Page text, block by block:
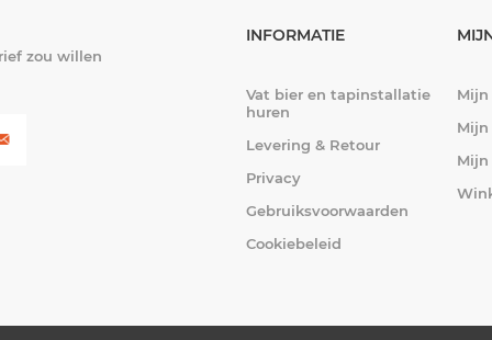
zou willen
INFORMATIE
Vat bier en tapinstallatie
huren
Levering & Retour
Privacy
Gebruiksvoorwaarden
Cookiebeleid
Mijn
Mijn